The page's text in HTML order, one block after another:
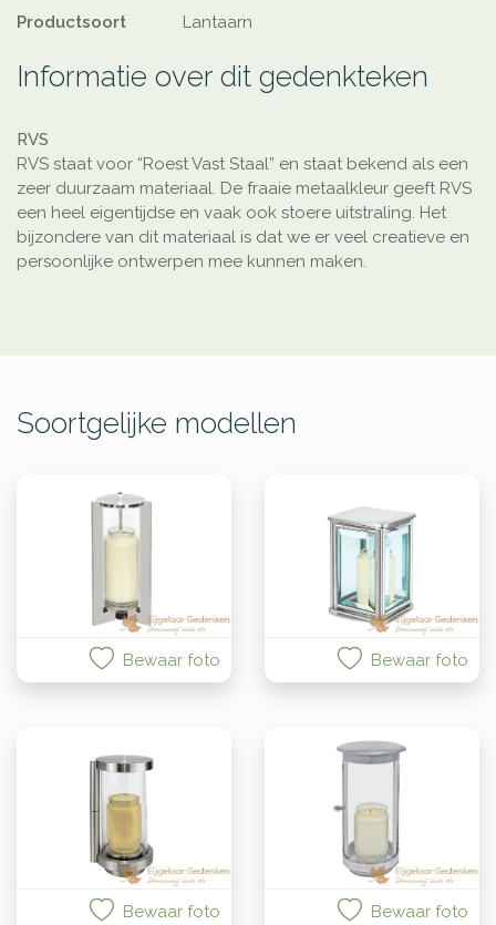
Productsoort Lantaarn
Informatie over dit gedenkteken
RVS
RVS staat voor “Roest Vast Staal” en staat bekend als een
zeer duurzaam materiaal. De fraaie metaalkleur geeft RVS
een heel eigentijdse en vaak ook stoere uitstraling. Het
bijzondere van dit materiaal is dat we er veel creatieve en
persoonlijke ontwerpen mee kunnen maken.
Soortgelijke modellen
Bewaar foto Bewaar foto
Bewaar foto Bewaar foto